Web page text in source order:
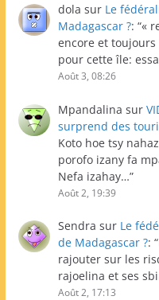
dola sur Le
Madagascar ?: “«
encore et toujours
pour cette île:
Août 3, 08:26
Mpandalina sur
surprend des
Koto hoe tsy
porofo izany fa
Nefa izahay…”
Août 2, 19:39
Sendra sur Le
de Madagascar ?: “
rajouter sur les
rajoelina et ses
Août 2, 17:13